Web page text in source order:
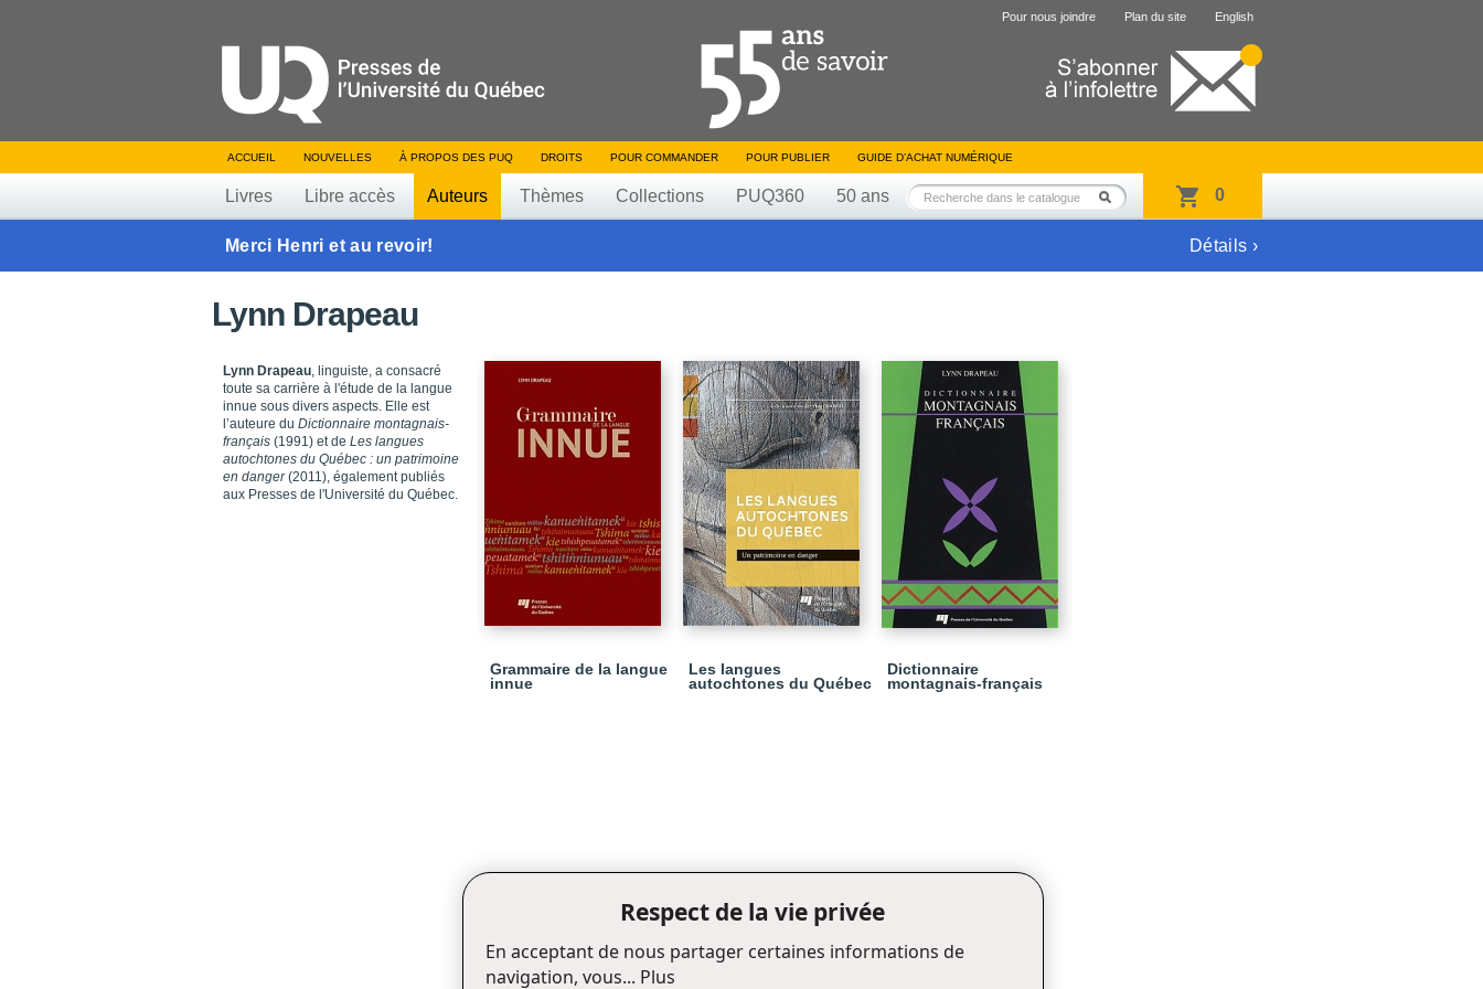
Pour nous joindre Plan du site English
ACCUEIL NOUVELLES À PROPOS DES PUQ DROITS POUR COMMANDER POUR PUBLIER GUIDE D’ACHAT NUMÉRIQUE
Livres Libre accès Auteurs Thèmes Collections PUQ360 50 ans 0
Merci Henri et au revoir! Détails ›
Lynn Drapeau
Lynn Drapeau, linguiste, a consacré
toute sa carrière à l'étude de la langue
innue sous divers aspects. Elle est
l’auteure du Dictionnaire montagnais-
français (1991) et de Les langues
autochtones du Québec : un patrimoine
en danger(2011), également publiés
aux Presses de l'Université du Québec.
Grammaire de la langue
innue
Les langues
autochtones du Québec
Dictionnaire
montagnais-français
Respect de la vie privée
En acceptant de nous partager certaines informations de
navigation, vous... Plus